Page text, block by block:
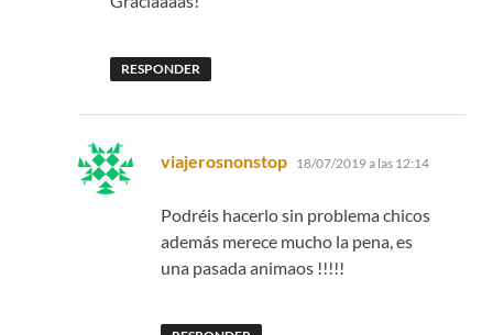
RESPONDER
viajerosnonstop dice:
18/07/2019 a las 12:14
Podréis hacerlo sin problema chicos
además merece mucho la pena, es
una pasada animaos !!!!!